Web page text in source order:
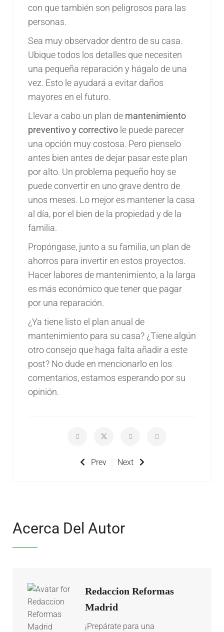
con que también son peligrosos para las
personas.
Sea muy observador dentro de su casa.
Ubique todos los detalles que necesiten
una pequeña reparación y hágalo de una
vez. Esto le ayudará a evitar daños
mayores en el futuro.
Llevar a cabo un plan de mantenimiento
preventivo y correctivo le puede parecer
una opción muy costosa. Pero pienselo
antes bien antes de dejar pasar este plan
por alto. Un problema pequeño hoy se
puede convertir en uno grave dentro de
unos meses. Lo mejor es mantener la casa
al día, por el bien de la propiedad y de la
familia.
Propóngase, junto a su familia, un plan de
ahorros para invertir en estos proyectos.
Hacer labores de mantenimiento, a la larga
es más económico que tener que pagar
por una reparación.
¿Ya tiene listo el plan anual de
mantenimiento para su casa? ¿Tiene algún
otro consejo que haga falta añadir a este
post? No dude en mencionarlo en los
comentarios, estamos esperando por su
opinión.
Prev Next
Acerca Del Autor
Redaccion Reformas
Madrid
¡Prepárate para una